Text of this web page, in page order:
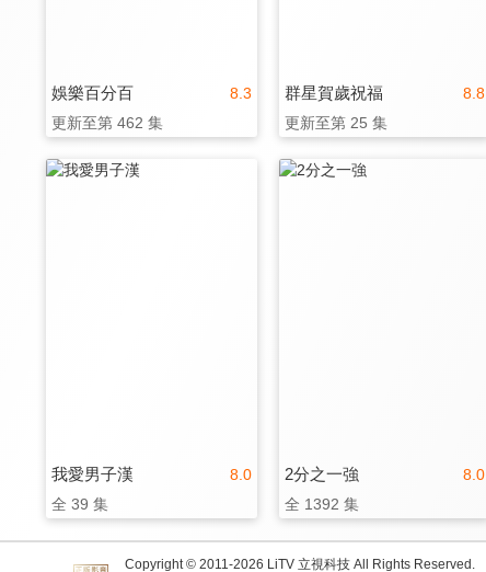
8.3
娛樂百分百
更新至第 462 集
8.8
群星賀歲祝福
更新至第 25 集
8.0
我愛男子漢
全 39 集
8.0
2分之一強
全 1392 集
Copyright © 2011-2026 LiTV 立視科技 All Rights Reserved.